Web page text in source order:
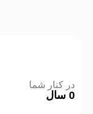
در کنار شما
0 سال